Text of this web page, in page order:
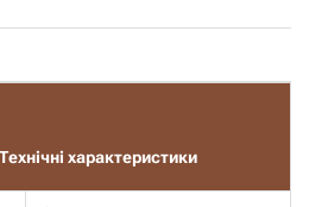
Технічні характеристики